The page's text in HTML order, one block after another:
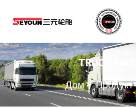
TRUCK TIRES
Дом
Продукт